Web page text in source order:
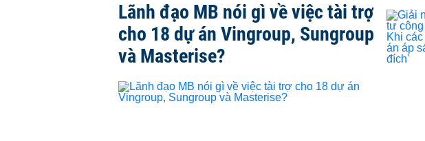
Lãnh đạo MB nói gì về việc tài trợ
cho 18 dự án Vingroup, Sungroup
và Masterise?